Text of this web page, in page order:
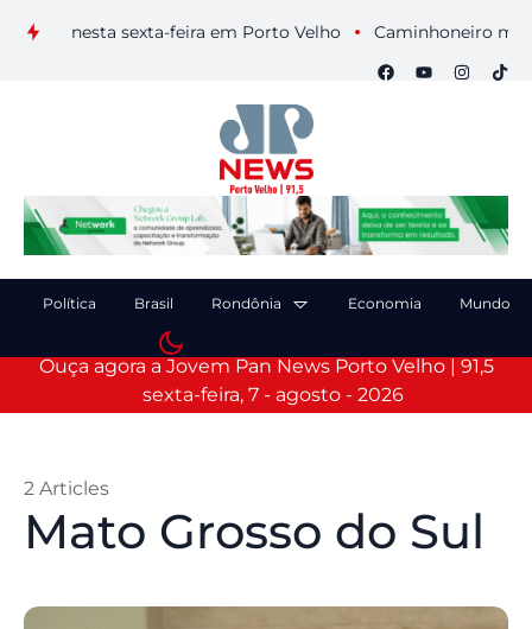
nesta sexta-feira em Porto Velho Caminhoneiro morre
Política Brasil Rondônia Economia Mundo
Ouça agora a Jovem Pan News Porto Velho | 91,5
sexta-feira, 7 - agosto - 2026
Mato Grosso do Sul
2 Articles